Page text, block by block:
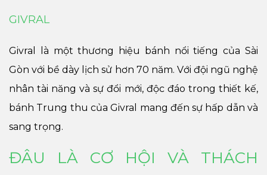
GIVRAL
Givral là một thương hiệu bánh nổi tiếng của Sài
Gòn với bề dày lịch sử hơn 70 năm. Với đội ngũ nghệ
nhân tài năng và sự đổi mới, độc đáo trong thiết kế,
bánh Trung thu của Givral mang đến sự hấp dẫn và
sang trọng.
ĐÂU LÀ CƠ HỘI VÀ THÁCH